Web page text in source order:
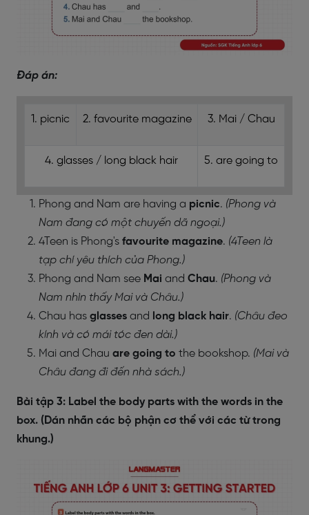
Đáp án:
1. picnic 2. favourite magazine 3. Mai / Chau
4. glasses / long black hair 5. are going to
Phong and Nam are having a picnic. (Phong và
Nam đang có một chuyến dã ngoại.)
4Teen is Phong's favourite magazine. (4Teen là
tạp chí yêu thích của Phong.)
Phong and Nam see Mai and Chau. (Phong và
Nam nhìn thấy Mai và Châu.)
Chau has glasses and long black hair. (Châu đeo
kính và có mái tóc đen dài.)
Mai and Chau are going to the bookshop. (Mai và
Châu đang đi đến nhà sách.)
Bài tập 3: Label the body parts with the words in the
box. (Dán nhãn các bộ phận cơ thể với các từ trong
khung.)